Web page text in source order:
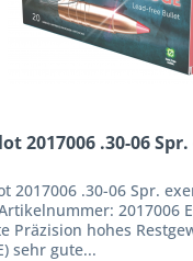
2017006 .30-06
2017006 .30-06 Spr.
2017006
Präzision hohes
sehr gute...